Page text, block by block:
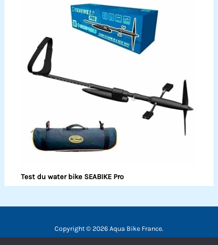
Test du water bike SEABIKE Pro
Copyright © 2026 Aqua Bike France.